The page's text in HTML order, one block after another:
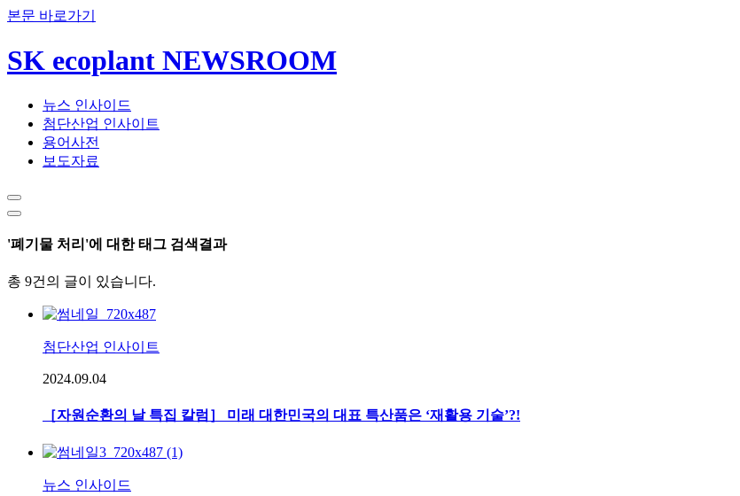
본문 바로가기
SK ecoplant NEWSROOM
뉴스 인사이드
첨단산업 인사이트
용어사전
보도자료
'폐기물 처리'에 대한 태그 검색결과
총 9건의 글이 있습니다.
첨단산업 인사이트
2024.09.04
［자원순환의 날 특집 칼럼］ 미래 대한민국의 대표 특산품은 ‘재활용 기술’?!
뉴스 인사이드